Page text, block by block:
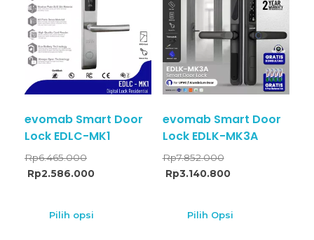
evomab Smart Door
Lock EDLC-MK1
Rp6.465.000
Rp2.586.000
Pilih opsi
evomab Smart Door
Lock EDLK-MK3A
Rp7.852.000
Rp3.140.800
Pilih Opsi